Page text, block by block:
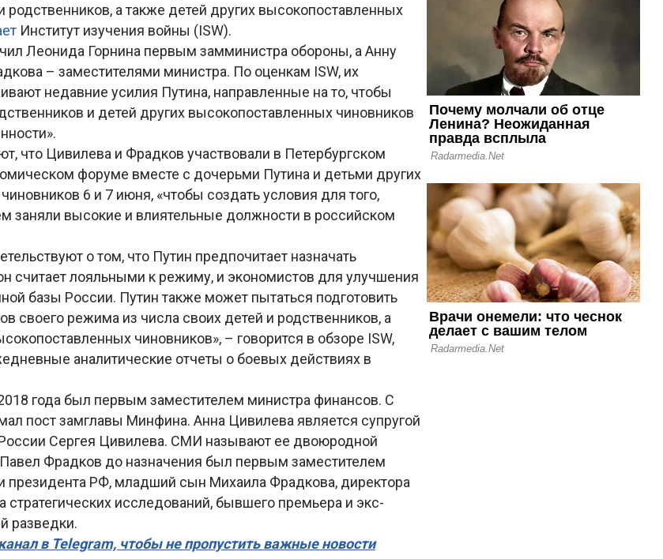
родственников, а также детей других высокопоставленных
Институт изучения войны (ISW).
Леонида Горнина первым замминистра обороны, а Анну
– заместителями министра. По оценкам ISW, их
недавние усилия Путина, направленные на то, чтобы
и детей других высокопоставленных чиновников
что Цивилева и Фрадков участвовали в Петербургском
форуме вместе с дочерьми Путина и детьми других
6 и 7 июня, «чтобы создать условия для того,
заняли высокие и влиятельные должности в российском
о том, что Путин предпочитает назначать
считает лояльными к режиму, и экономистов для улучшения
базы России. Путин также может пытаться подготовить
своего режима из числа своих детей и родственников, а
чиновников», – говорится в обзоре ISW,
аналитические отчеты о боевых действиях в
года был первым заместителем министра финансов. С
пост замглавы Минфина. Анна Цивилева является супругой
Сергея Цивилева. СМИ называют ее двоюродной
Фрадков до назначения был первым заместителем
президента РФ, младший сын Михаила Фрадкова, директора
стратегических исследований, бывшего премьера и экс-
разведки.
в Telegram, чтобы не пропустить важные новости